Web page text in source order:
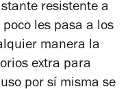
resistente a
les pasa a los
manera la
extra para
por sí misma se